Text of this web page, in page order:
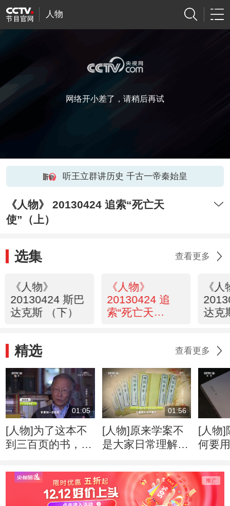
人物
网络开小差了，请稍后再试
听王立群讲历史 千古一帝秦始皇
《人物》 20130424 追索“死亡天
使”（上）
选集 查看更多
《人物》
20130424 斯巴
达克斯 （下）
《人物》
20130424 追
索“死亡天
《
达克
精选 查看更多
01:05
[人物]为了这本不
到三百页的书，陈
的心血
01:56
[人物]原来学案不
是大家日常理解的
[人物]
何要